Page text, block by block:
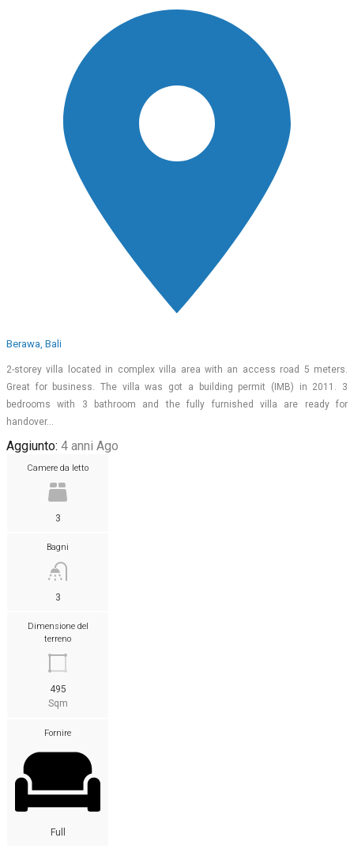
Berawa, Bali
2-storey villa located in complex villa area with an access road 5 meters.
Great for business. The villa was got a building permit (IMB) in 2011. 3
bedrooms with 3 bathroom and the fully furnished villa are ready for
handover…
Aggiunto: 4 anni Ago
Camere da letto
3
Bagni
3
Dimensione del
terreno
495
Sqm
Fornire
Full